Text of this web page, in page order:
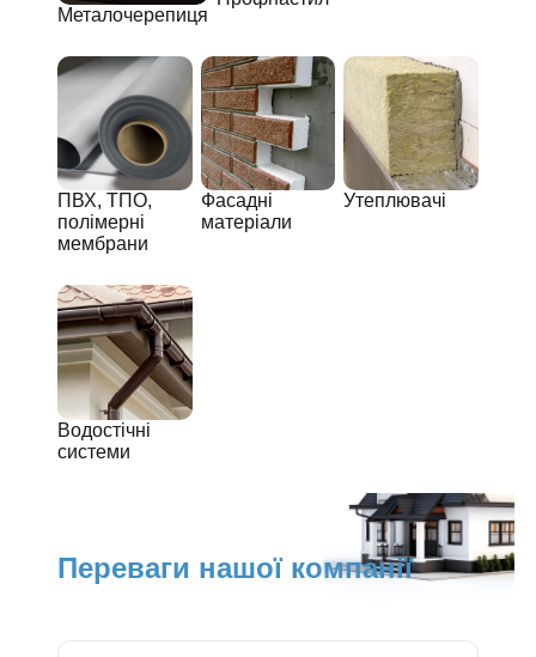
Металочерепиця
ПВХ, ТПО,
полімерні
мембрани
Фасадні
матеріали
Утеплювачі
Водостічні
системи
Переваги нашої компанії